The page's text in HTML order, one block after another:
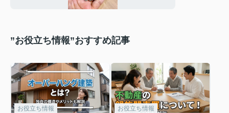
”お役立ち情報”おすすめ記事
お役立ち情報 お役立ち情報